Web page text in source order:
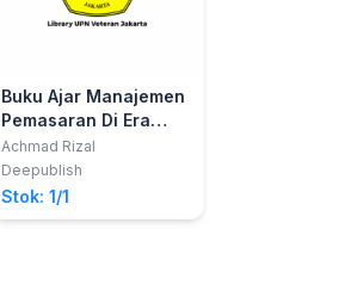
Buku Ajar Manajemen
Pemasaran Di Era
Masyarakat Industri
4.0
Achmad Rizal
Deepublish
Stok: 1/1